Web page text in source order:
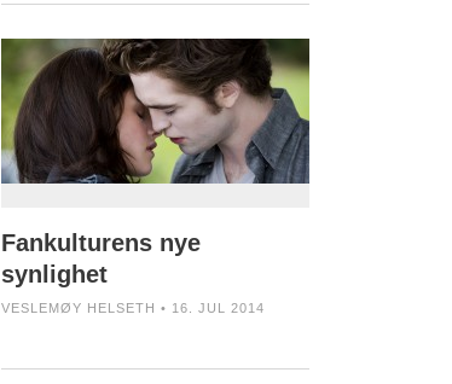
Fankulturens nye
synlighet
VESLEMØY HELSETH • 16. JUL 2014